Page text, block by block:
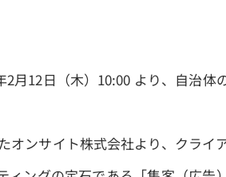
月12日（木）10:00 より、自治
ンサイト株式会社より、クライ